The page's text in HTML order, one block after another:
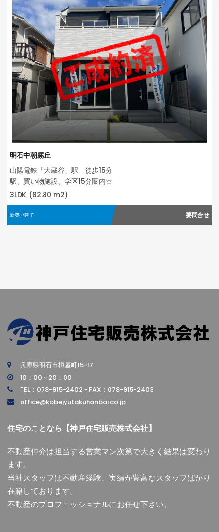
明石中朝霧丘
山陽電鉄「大蔵谷」駅 徒歩15分
駅、買い物施設、学区15分圏内☆
3LDK (82.80 m2)
新築戸建て 要問合せ
兵庫県明石市樽屋町15-17
10：00～20：00
TEL：078-915-2402 - FAX：078-915-2403
office@kobejyutakuhanbai.co.jp
住宅のことなら【神戸住宅販売株式会社】
不動産仲介は担当する営業マン次第で大きく結果は変わり
ます。
当社スタッフは不動産経験、実績が豊富なスタッフばかり
在籍しております。
不動産のプロフェッショナルにお任せ下さい。